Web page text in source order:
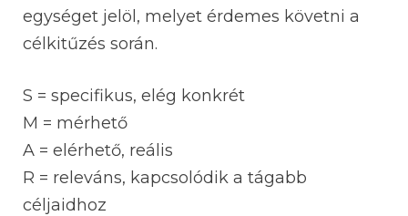
egységet jelöl, melyet érdemes követni a
célkitűzés során.
S = specifikus, elég konkrét
M = mérhető
A = elérhető, reális
R = releváns, kapcsolódik a tágabb
céljaidhoz